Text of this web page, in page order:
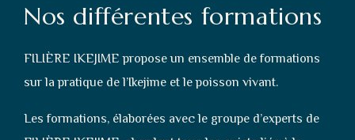
Nos différentes formations
FILIÈRE IKEJIME propose un ensemble de formations
sur la pratique de l’Ikejime et le poisson vivant.
Les formations, élaborées avec le groupe d’experts de